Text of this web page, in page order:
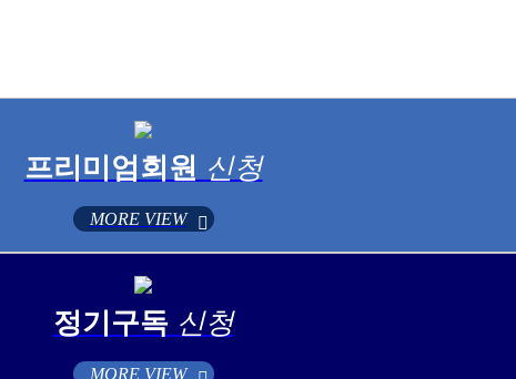
프리미엄회원 신청
MORE VIEW
정기구독 신청
MORE VIEW